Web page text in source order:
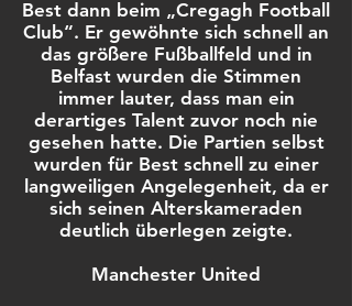
Best dann beim „Cregagh Football
Club“. Er gewöhnte sich schnell an
das größere Fußballfeld und in
Belfast wurden die Stimmen
immer lauter, dass man ein
derartiges Talent zuvor noch nie
gesehen hatte. Die Partien selbst
wurden für Best schnell zu einer
langweiligen Angelegenheit, da er
sich seinen Alterskameraden
deutlich überlegen zeigte.
Manchester United